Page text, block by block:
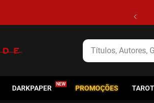
Títulos, Autores,
DARKPAPER PROMOÇÕES